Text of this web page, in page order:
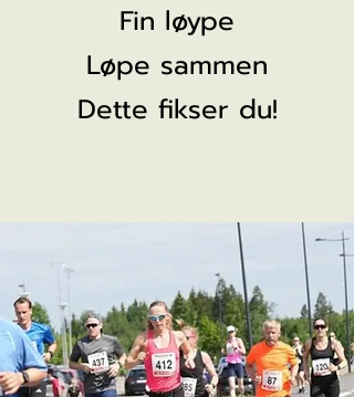
Fin løype
Løpe sammen
Dette fikser du!